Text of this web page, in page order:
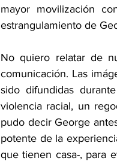
mayor movilización
estrangulamiento de
No quiero relatar de
comunicación. Las
sido difundidas
violencia racial, un
pudo decir George
potente de la
que tienen casa-, para